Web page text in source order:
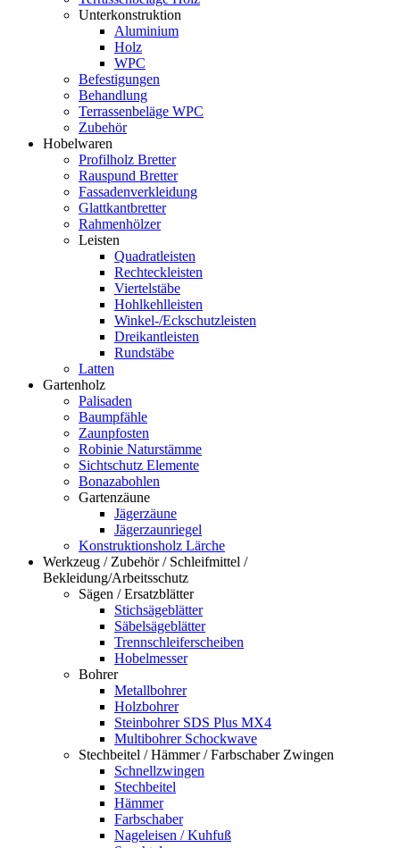
Unterkonstruktion
Aluminium
Holz
WPC
Befestigungen
Behandlung
Terrassenbeläge WPC
Zubehör
Hobelwaren
Profilholz Bretter
Rauspund Bretter
Fassadenverkleidung
Glattkantbretter
Rahmenhölzer
Leisten
Quadratleisten
Rechteckleisten
Viertelstäbe
Hohlkehlleisten
Winkel-/Eckschutzleisten
Dreikantleisten
Rundstäbe
Latten
Gartenholz
Palisaden
Baumpfähle
Zaunpfosten
Robinie Naturstämme
Sichtschutz Elemente
Bonazabohlen
Gartenzäune
Jägerzäune
Jägerzaunriegel
Konstruktionsholz Lärche
Werkzeug / Zubehör / Schleifmittel /
Bekleidung/Arbeitsschutz
Sägen / Ersatzblätter
Stichsägeblätter
Säbelsägeblätter
Trennschleiferscheiben
Hobelmesser
Bohrer
Metallbohrer
Holzbohrer
Steinbohrer SDS Plus MX4
Multibohrer Schockwave
Stechbeitel / Hämmer / Farbschaber Zwingen
Schnellzwingen
Stechbeitel
Hämmer
Farbschaber
Nageleisen / Kuhfuß